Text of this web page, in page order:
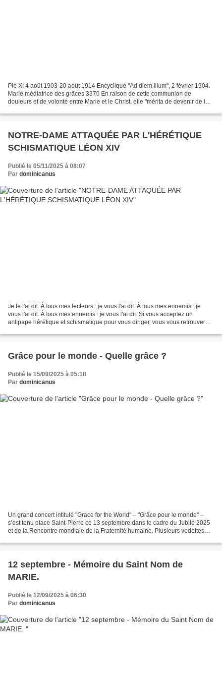
Pie X: 4 août 1903-20 août 1914 Encyclique "Ad diem illum", 2 février 1904.
Marie médiatrice des grâces 3370 En raison de cette communion de
douleurs et de volonté entre Marie et le Christ, elle "mérita de devenir de la
NOTRE-DAME ATTAQUÉE PAR L'HÉRÉTIQUE
SCHISMATIQUE LÉON XIV
Publié le 05/11/2025 à 08:07
Par dominicanus
Je te l'ai dit. À tous mes lecteurs : je vous l'ai dit. À tous mes ennemis : je
vous l'ai dit. À tous mes ennemis : je vous l'ai dit. Si vous acceptez un
antipape hérétique et schismatique pour vous diriger, vous vous retrouverez
Grâce pour le monde - Quelle grâce ?
Publié le 15/09/2025 à 05:18
Par dominicanus
Un grand concert intitulé "Grace for the World" – "Grâce pour le monde" –
s’est tenu place Saint-Pierre ce 13 septembre dans le cadre du Jubilé 2025
et de la Rencontre mondiale de la Fraternité humaine. Plusieurs vedettes
12 septembre - Mémoire du Saint Nom de
MARIE.
Publié le 12/09/2025 à 06:30
Par dominicanus